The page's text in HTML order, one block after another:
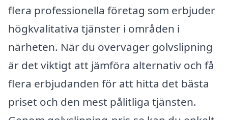
flera professionella företag som erbjuder
högkvalitativa tjänster i områden i
närheten. När du överväger golvslipning
är det viktigt att jämföra alternativ och få
flera erbjudanden för att hitta det bästa
priset och den mest pålitliga tjänsten.